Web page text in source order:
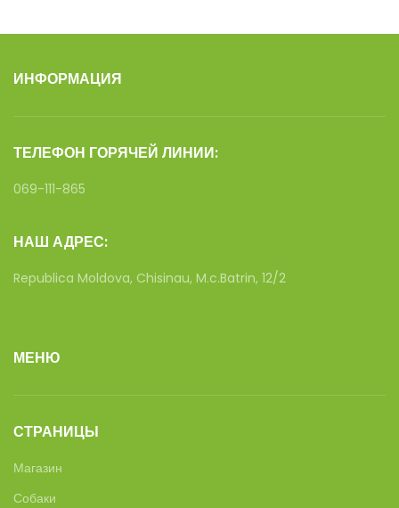
ИНФОРМАЦИЯ
ТЕЛЕФОН ГОРЯЧЕЙ ЛИНИИ:
069-111-865
НАШ АДРЕС:
Republica Moldova, Chisinau, M.c.Batrin, 12/2
МЕНЮ
СТРАНИЦЫ
Магазин
Собаки